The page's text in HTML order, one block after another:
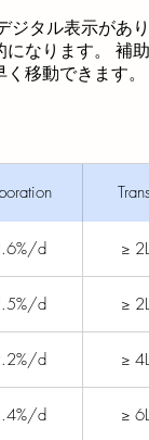
ジタル表示があ
なります。 補
移動できます。
d ≥
d ≥
d ≥
d ≥